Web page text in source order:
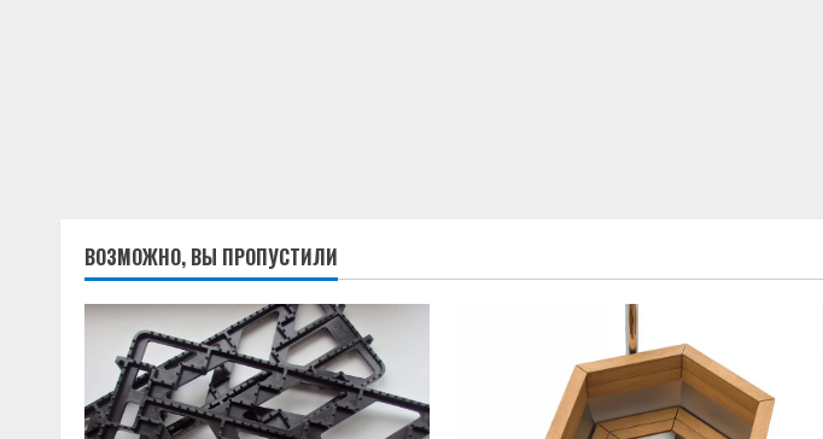
ВОЗМОЖНО, ВЫ ПРОПУСТИЛИ